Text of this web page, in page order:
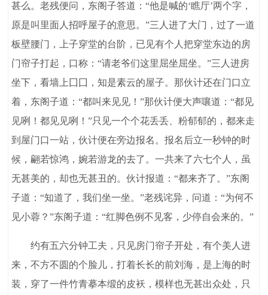
甚么。老残便问，东阁子答道：“他是喊的‘瞧厅’两个字，
原是叫里面人招呼屋子的意思。”三人进了大门，过了一道
板壁腰门，上子穿堂的台阶，已见有个人把穿堂东边的房
门帘子打起，口称：“请老爷们这里屈坐屈坐。”三人进房
坐下，看墙上囗囗，知是素云的屋子。那伙计还在门口立
着，东阁子道：“都叫来见见！”那伙计便大声嚷道：“都见
见咧！都见见咧！”只见一个个花丢丢、粉郁郁的，都来走
到屋门口一站，伙计便在旁边报名。报名后立一秒钟的时
候，翩若惊鸿，婉若游龙的去了。一共来了六七个人，虽
无甚美的，却也无甚丑的。伙计报道：“都来齐了。”东阁
子道：“知道了，我们坐一坐。”老残诧异，问道：“为何不
见小蓉？”东阁子道：“红脚色例不见客，少停自会来的。”
约有五六分钟工夫，只见房门帘子开处，有个美人进
来，不方不圆的个脸儿，打着长长的前刘海，是上海的时
装，穿了一件竹青摹本缎的皮袄，模样也无甚出众处，只